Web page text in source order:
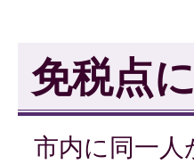
免税点
市内に同一人